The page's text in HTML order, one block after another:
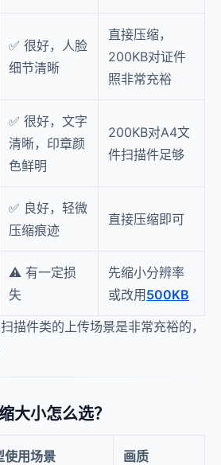
✅ 很好，人脸
细节清晰
直接压缩，
200KB对证件
照非常充裕
✅ 很好，文字
清晰，印章颜
色鲜明
200KB对A4文
件扫描件足够
✅ 良好，轻微
压缩痕迹
直接压缩即可
⚠️ 有一定损
失
先缩小分辨率
或改用 500KB
描件类的上传场景是非常充裕的，
大小怎么选？
使用场景 画质